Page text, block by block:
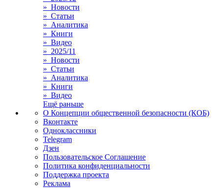
» Новости
» Статьи
» Аналитика
» Книги
» Видео
» 2025/11
» Новости
» Статьи
» Аналитика
» Книги
» Видео
Ещё раньше
О Концепции общественной безопасности (КОБ)
Вконтакте
Одноклассники
Telegram
Дзен
Пользовательское Соглашение
Политика конфиденциальности
Поддержка проекта
Реклама